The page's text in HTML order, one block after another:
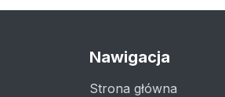
Nawigacja
Strona główna